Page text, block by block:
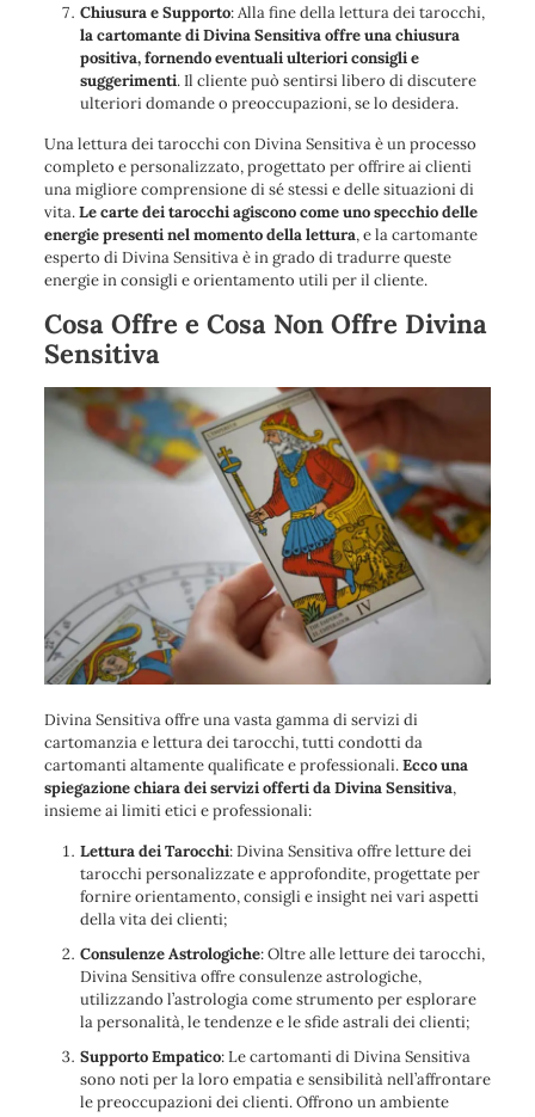
Chiusura e Supporto: Alla fine della lettura dei tarocchi,
la cartomante di Divina Sensitiva offre una chiusura
positiva, fornendo eventuali ulteriori consigli e
suggerimenti. Il cliente può sentirsi libero di discutere
ulteriori domande o preoccupazioni, se lo desidera.
Una lettura dei tarocchi con Divina Sensitiva è un processo
completo e personalizzato, progettato per offrire ai clienti
una migliore comprensione di sé stessi e delle situazioni di
vita.Le carte dei tarocchi agiscono come uno specchio delle
energie presenti nel momento della lettura, e la cartomante
esperto di Divina Sensitiva è in grado di tradurre queste
energie in consigli e orientamento utili per il cliente.
Cosa Offre e Cosa Non Offre Divina
Sensitiva
Divina Sensitiva offre una vasta gamma di servizi di
cartomanzia e lettura dei tarocchi, tutti condotti da
cartomanti altamente qualificate e professionali.Ecco una
spiegazione chiara dei servizi offerti da Divina Sensitiva,
insieme ai limiti etici e professionali:
Lettura dei Tarocchi: Divina Sensitiva offre letture dei
tarocchi personalizzate e approfondite, progettate per
fornire orientamento, consigli e insight nei vari aspetti
della vita dei clienti;
Consulenze Astrologiche: Oltre alle letture dei tarocchi,
Divina Sensitiva offre consulenze astrologiche,
utilizzando l’astrologia come strumento per esplorare
la personalità, le tendenze e le sfide astrali dei clienti;
Supporto Empatico: Le cartomanti di Divina Sensitiva
sono noti per la loro empatia e sensibilità nell’affrontare
le preoccupazioni dei clienti. Offrono un ambiente